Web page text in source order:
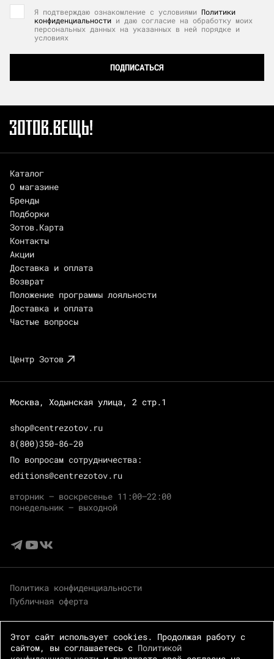
Я подтверждаю ознакомление с условиями Политики
конфиденциальности и даю согласие на обработку моих
персональных данных на указанных в ней порядке и
условиях
ПОДПИСАТЬСЯ
Каталог
О магазине
Бренды
Подборки
Зотов.Карта
Контакты
Акции
Доставка и оплата
Возврат
Положение программы лояльности
Доставка и оплата
Частые вопросы
Центр Зотов
Москва, Ходынская улица, 2 стр.1
shop@centrezotov.ru
8(800)350-86-20
По вопросам сотрудничества:
editions@centrezotov.ru
вторник — воскресенье 11:00–22:00
понедельник — выходной
Политика конфиденциальности
Публичная оферта
Этот сайт использует cookies. Продолжая работу с
сайтом, вы соглашаетесь с Политикой